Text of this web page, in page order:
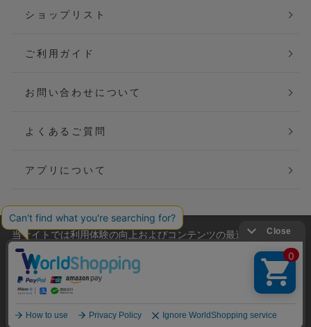
ショップリスト
ご利用ガイド
お問い合わせについて
よくあるご質問
アプリについて
会社概要
ご利用規約
当サイトでは利用体験の向上およびコンテンツの最適な提供、ト
ラフィックの分析を目的としてCookieを使用しています。
サイトの閲覧を継続された場合、Cookieの利用に同意したことも
のといたします。
詳細については
をご確認ください。
承諾する